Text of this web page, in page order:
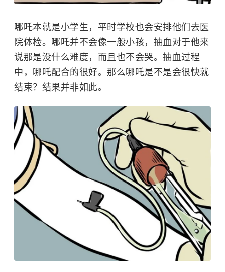
哪吒本就是小学生，平时学校也会安排他们去医
院体检。哪吒并不会像一般小孩，抽血对于他来
说那是没什么难度，而且也不会哭。抽血过程
中，哪吒配合的很好。那么哪吒是不是会很快就
结束？结果并非如此。